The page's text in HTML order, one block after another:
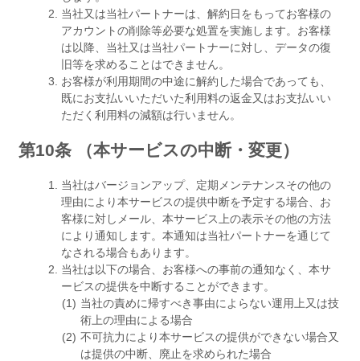
当社又は当社パートナーは、解約日をもってお客様の
アカウントの削除等必要な処置を実施します。お客様
は以降、当社又は当社パートナーに対し、データの復
旧等を求めることはできません。
お客様が利用期間の中途に解約した場合であっても、
既にお支払いいただいた利用料の返金又はお支払いい
ただく利用料の減額は行いません。
第10条 （本サービスの中断・変更）
当社はバージョンアップ、定期メンテナンスその他の
理由により本サービスの提供中断を予定する場合、お
客様に対しメール、本サービス上の表示その他の方法
により通知します。本通知は当社パートナーを通じて
なされる場合もあります。
当社は以下の場合、お客様への事前の通知なく、本サ
ービスの提供を中断することができます。
当社の責めに帰すべき事由によらない運用上又は技
術上の理由による場合
不可抗力により本サービスの提供ができない場合又
は提供の中断、廃止を求められた場合